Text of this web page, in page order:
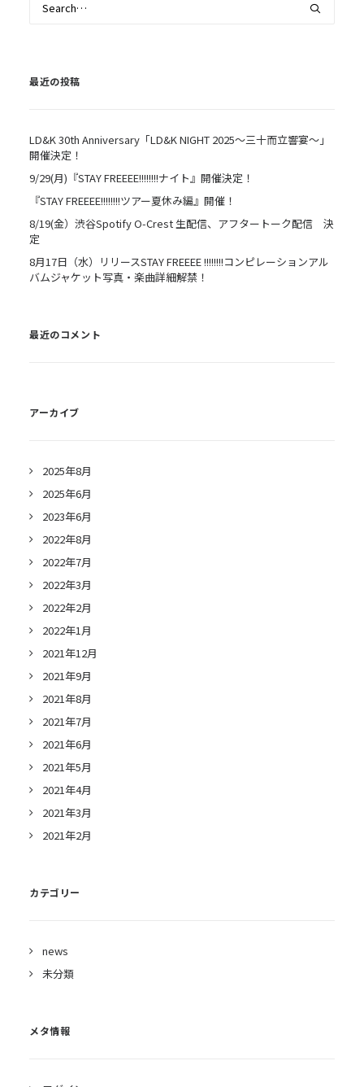
最近の投稿
LD&K 30th Anniversary「LD&K NIGHT 2025〜三十而立響宴〜」
開催決定！
9/29(月)『STAY FREEEE!!!!!!!!ナイト』開催決定！
『STAY FREEEE!!!!!!!!ツアー夏休み編』開催！
8/19(金）渋谷Spotify O-Crest 生配信、アフタートーク配信 決
定
8月17日（水）リリースSTAY FREEEE !!!!!!!!コンピレーションアル
バムジャケット写真・楽曲詳細解禁！
最近のコメント
アーカイブ
2025年8月
2025年6月
2023年6月
2022年8月
2022年7月
2022年3月
2022年2月
2022年1月
2021年12月
2021年9月
2021年8月
2021年7月
2021年6月
2021年5月
2021年4月
2021年3月
2021年2月
カテゴリー
news
未分類
メタ情報